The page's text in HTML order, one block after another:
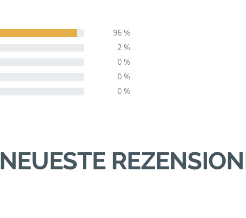
96 %
2 %
0 %
0 %
0 %
NEUESTE